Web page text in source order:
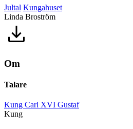
Jultal Kungahuset
Linda Broström
Om
Talare
Kung Carl XVI Gustaf
Kung